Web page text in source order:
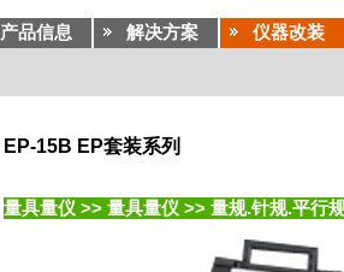
产品信息 解决方案 仪器改装
EP-15B EP套装系列
量具量仪 >> 量具量仪 >> 量规.针规.平行